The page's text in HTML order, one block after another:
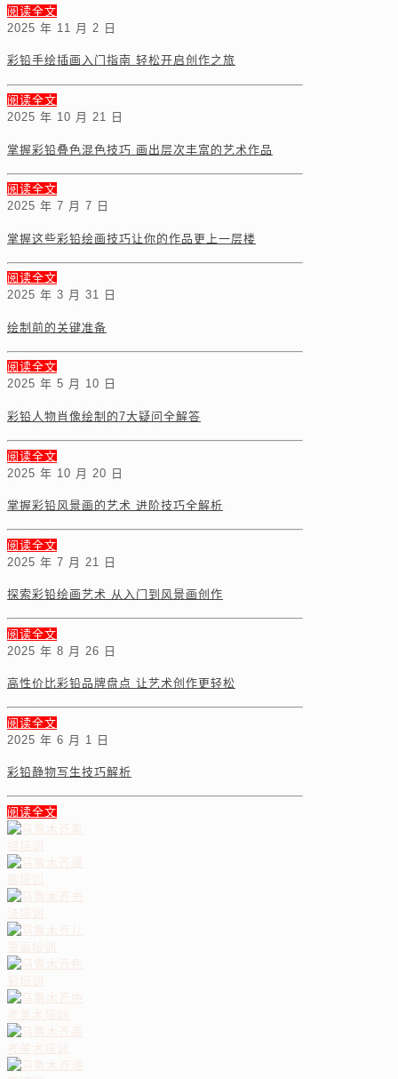
阅读全文
2025 年 11 月 2 日
彩铅手绘插画入门指南 轻松开启创作之旅
阅读全文
2025 年 10 月 21 日
掌握彩铅叠色混色技巧 画出层次丰富的艺术作品
阅读全文
2025 年 7 月 7 日
掌握这些彩铅绘画技巧让你的作品更上一层楼
阅读全文
2025 年 3 月 31 日
绘制前的关键准备
阅读全文
2025 年 5 月 10 日
彩铅人物肖像绘制的7大疑问全解答
阅读全文
2025 年 10 月 20 日
掌握彩铅风景画的艺术 进阶技巧全解析
阅读全文
2025 年 7 月 21 日
探索彩铅绘画艺术 从入门到风景画创作
阅读全文
2025 年 8 月 26 日
高性价比彩铅品牌盘点 让艺术创作更轻松
阅读全文
2025 年 6 月 1 日
彩铅静物写生技巧解析
阅读全文